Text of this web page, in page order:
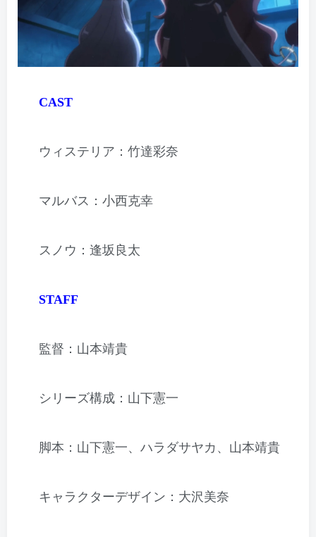
CAST
ウィステリア：竹達彩奈
マルバス：小西克幸
スノウ：逢坂良太
STAFF
監督：山本靖貴
シリーズ構成：山下憲一
脚本：山下憲一、ハラダサヤカ、山本靖貴
キャラクターデザイン：大沢美奈